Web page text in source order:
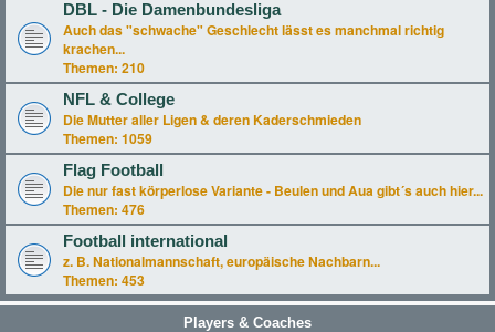
DBL - Die Damenbundesliga
Auch das "schwache" Geschlecht lässt es manchmal richtig
krachen...
Themen: 210
NFL & College
Die Mutter aller Ligen & deren Kaderschmieden
Themen: 1059
Flag Football
Die nur fast körperlose Variante - Beulen und Aua gibt´s auch hier...
Themen: 476
Football international
z. B. Nationalmannschaft, europäische Nachbarn...
Themen: 453
Players & Coaches